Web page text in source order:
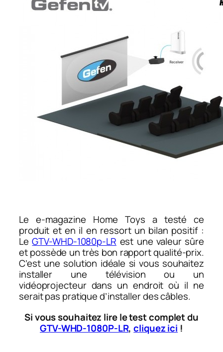
Le e-magazine Home Toys a testé ce
produit et en il en ressort un bilan positif :
LeGTV-WHD-1080p-LR est une valeur sûre
et possède un très bon rapport qualité-prix.
C’est une solution idéale si vous souhaitez
installer une télévision ou un
vidéoprojecteur dans un endroit où il ne
serait pas pratique d’installer des câbles.
Si vous souhaitez lire le test complet du
GTV-WHD-1080P-LR,cliquez ici !